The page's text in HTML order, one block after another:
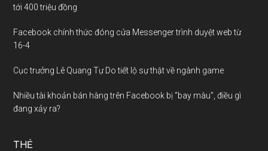
tới 400 triệu đồng
Facebook chính thức đóng cửa Messenger trình duyệt web từ
16-4
Cục trưởng Lê Quang Tự Do tiết lộ sự thật về ngành game
Nhiều tài khoản bán hàng trên Facebook bị “bay màu”, điều gì
đang xảy ra?
THẺ